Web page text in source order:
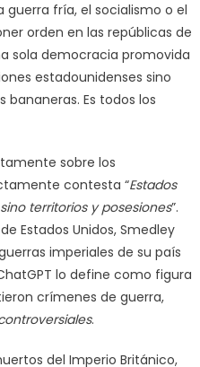
fría, el socialismo o el
orden en las repúblicas de
sola democracia promovida
estadounidenses sino
Es todos los
sobre los
contesta “Estados
territorios y posesiones”.
Estados Unidos, Smedley
imperiales de su país
lo define como figura
crímenes de guerra,
.
del Imperio Británico,